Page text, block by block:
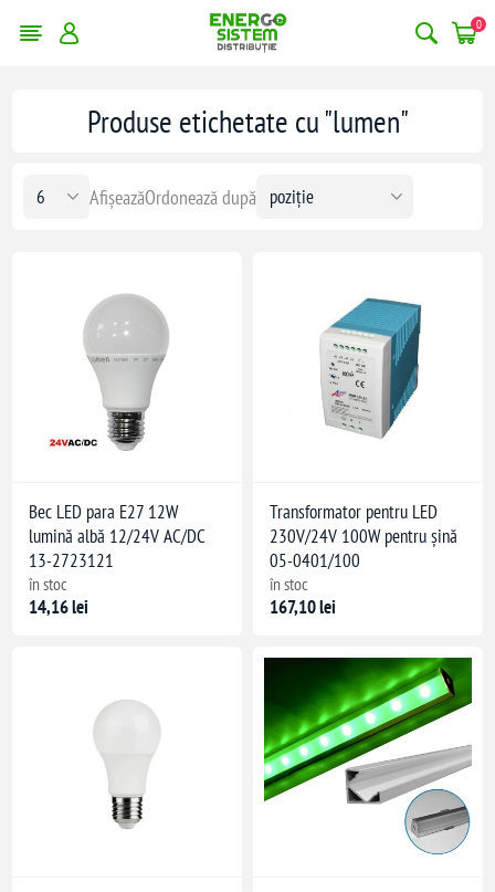
0
Produse etichetate cu "lumen"
Ordonează după
Afișează
Bec LED para E27 12W
lumină albă 12/24V AC/DC
13-2723121
în stoc
14,16 lei
Transformator pentru LED
230V/24V 100W pentru șină
05-0401/100
în stoc
167,10 lei